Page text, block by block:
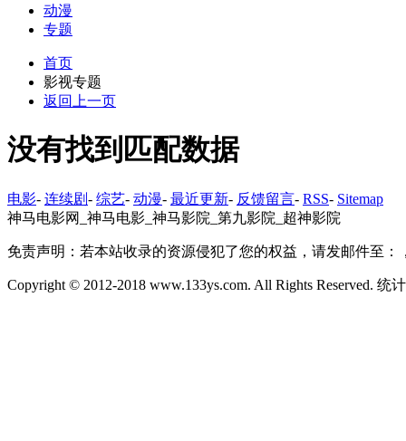
动漫
专题
首页
影视专题
返回上一页
没有找到匹配数据
电影- 连续剧- 综艺- 动漫- 最近更新- 反馈留言- RSS- Sitemap
神马电影网_神马电影_神马影院_第九影院_超神影院
免责声明：若本站收录的资源侵犯了您的权益，请发邮件至
Copyright © 2012-2018 www.133ys.com. All Rights Reserved. 统